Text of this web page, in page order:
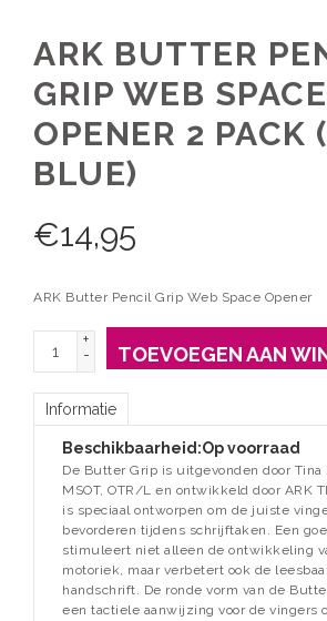
ARK BUTTER
GRIP WEB SPACE
OPENER 2 PACK
BLUE)
€14,95
ARK Butter Pencil Grip Web Space Opener
+
-
TOEVOEGEN AAN
Informatie
Beschikbaarheid:Op voorraad
De Butter Grip is uitgevonden door
MSOT, OTR/L en ontwikkeld door ARK
is speciaal ontworpen om de juiste
bevorderen tijdens schrijftaken. Een
stimuleert niet alleen de ontwikkeling
motoriek, maar verbetert ook de
handschrift. De ronde vorm van de
een tactiele aanwijzing voor de vingers